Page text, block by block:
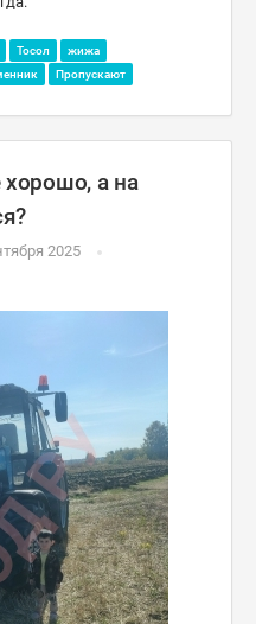
Тосол
жижа
Пропускают
хорошо, а на
2025